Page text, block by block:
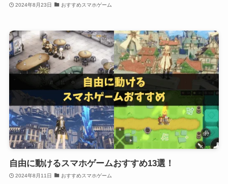
2024年8月23日 おすすめスマホゲーム
自由に動けるスマホゲームおすすめ13選！
2024年8月11日 おすすめスマホゲーム